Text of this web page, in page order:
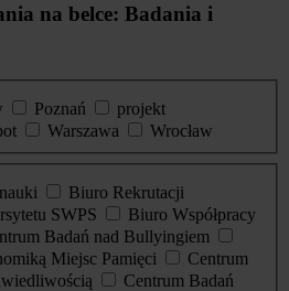
na belce: Badania i
Poznań
projekt
Warszawa
Wrocław
Biuro Rekrutacji
SWPS
Biuro Współpracy
Badań nad Bullyingiem
Miejsc Pamięci
Centrum
Centrum Badań